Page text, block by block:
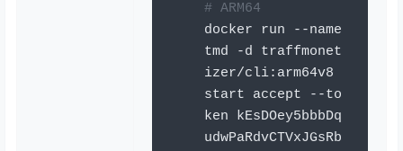
# ARM64
docker run
--name
tmd
-d traffmonet
izer/cli: arm64v8
start accept
--to
ken kEsDOey5bbbDq
udwPaRdvCTVxJGsRb